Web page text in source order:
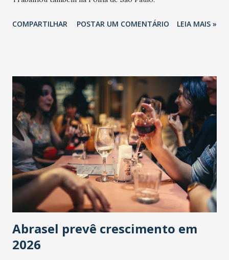
COMPARTILHAR POSTAR UM COMENTÁRIO LEIA MAIS »
Abrasel prevê crescimento em
2026